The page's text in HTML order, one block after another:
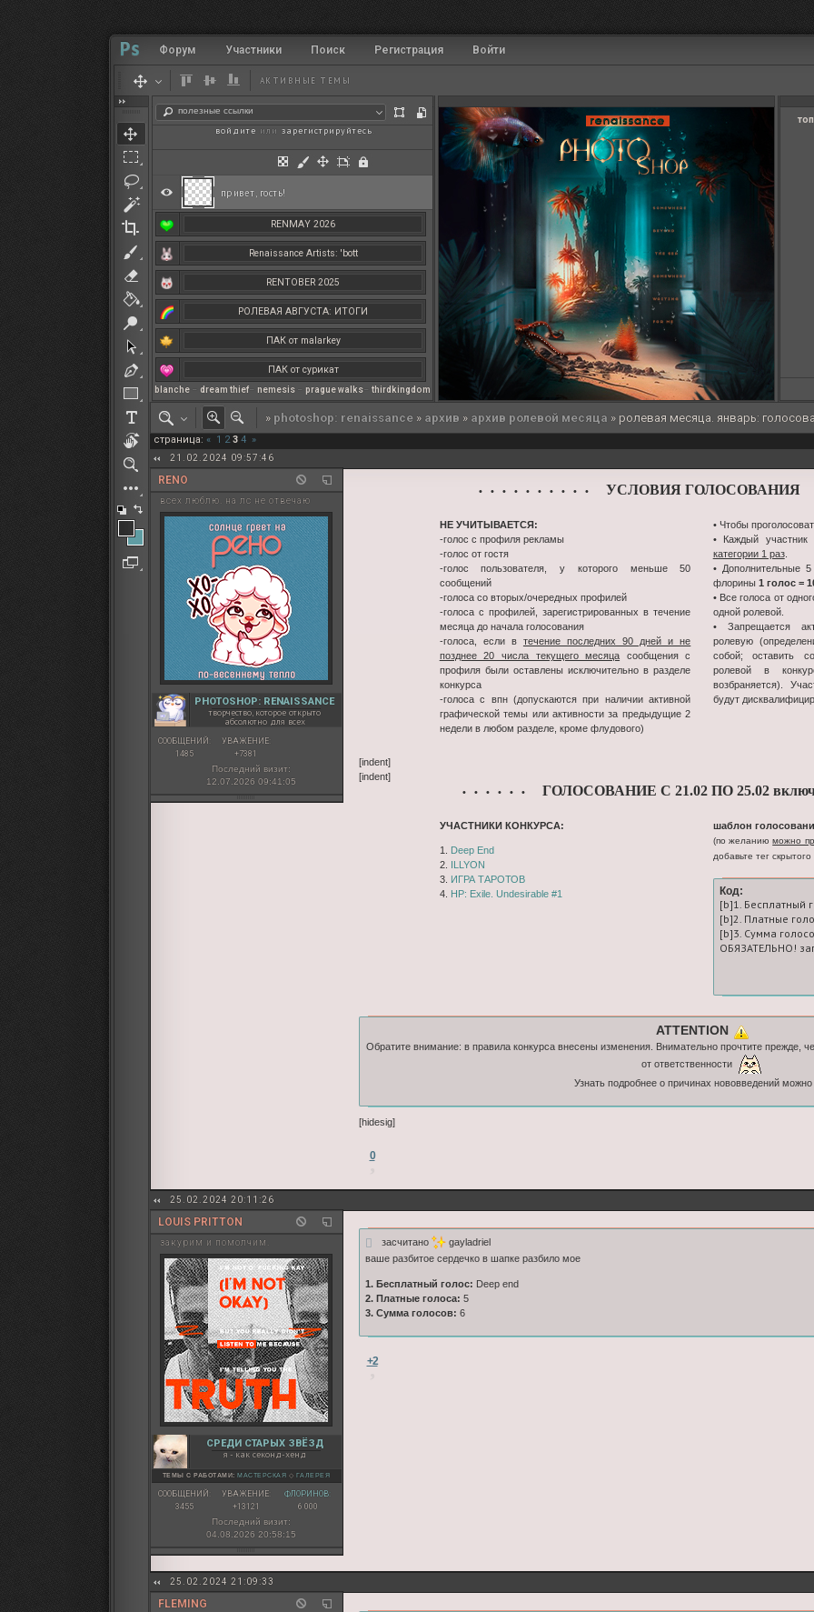
RENMAY 2026
Renaissance Artists: 'bott
RENTOBER 2025
РОЛЕВАЯ АВГУСТА: ИТОГИ
ПАК от malarkey
ПАК от сурикат
РЕНМАЙ
РОЛЕВАЯ МАРТА: ИТОГИ
полезные ссылки
blanche– dream thief– nemesis– prague walks– thirdkingdom
Форум Участники Поиск Регистрация Войти
АКТИВНЫЕ ТЕМЫ
привет, гость!
войдите или зарегистрируйтесь
» photoshop: renaissance » архив » архив ролевой месяца » ролевая месяца. январь:
страница: « 1 2 3 4 »
21.02.2024 09:57:46
RENO
всех люблю. на лс не отвечаю
PHOTOSHOP: RENAISSANCE
творчество, которое открыто
абсолютно для всех
СООБЩЕНИЙ:
1485
УВАЖЕНИЕ:
+7381
Последний визит:
12.07.2026 09:41:05
• • • • • • • • • • УСЛОВИЯ ГОЛОСОВАНИЯ
НЕ УЧИТЫВАЕТСЯ:
-голос с профиля рекламы
-голос от гостя
-голос пользователя, у которого меньше 50
сообщений
-голоса со вторых/очередных профилей
-голоса с профилей, зарегистрированных в течение
месяца до начала голосования
-голоса, если в течение последних 90 дней и не
позднее 20 числа текущего месяца сообщения с
профиля были оставлены исключительно в разделе
конкурса
-голоса с впн (допускаются при наличии активной
графической темы или активности за предыдущие 2
недели в любом разделе, кроме флудового)
• Чтобы
• Каждый участник
категории 1 раз.
• Дополнительные
флорины 1 голос =
• Все голоса от
одной ролевой.
• Запрещается
ролевую
собой; оставить
ролевой в
возбраняется).
будут
[indent]
[indent]
• • • • • •
ГОЛОСОВАНИЕ С 21.02 ПО 25.02
УЧАСТНИКИ КОНКУРСА:
1. Deep End
2.
ILLYON
3. ИГРА ТАРОТОВ
4. HP: Exile. Undesirable #1
шаблон
(по желаниюможно
добавьте тег скрытого
Код:
[b]1. Бесплатный
[b]2. Платные
[b]3. Сумма
ОБЯЗАТЕЛЬНО!
ATTENTION
Обратите внимание: в правила конкурса внесены изменения. Внимательно прочтите прежде,
от ответственности
Узнать подробнее о причинах нововведений
[hidesig]
0
25.02.2024 20:11:26
LOUIS PRITTON
закурим и помолчим.
СРЕДИ СТАРЫХ ЗВЁЗД
я - как секонд-хенд
ТЕМЫ С РАБОТАМИ:МАСТЕРСКАЯ ◇ ГАЛЕРЕЯ
СООБЩЕНИЙ:
3455
УВАЖЕНИЕ:
+13121
ФЛОРИНОВ:
6 000
Последний визит:
04.08.2026 20:58:15
засчитано
gayladriel
ваше разбитое сердечко в шапке разбило мое
1. Бесплатный голос: Deep end
2. Платные голоса: 5
3. Сумма голосов: 6
+2
25.02.2024 21:09:33
FLEMING